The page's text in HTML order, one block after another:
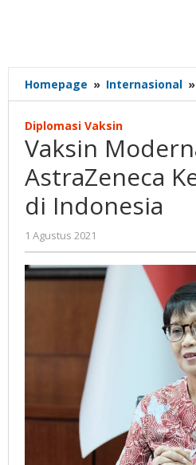
Homepage » Internasional »
Diplomasi Vaksin
Vaksin
AstraZeneca
di Indonesia
1 Agustus 2021
Gatot
Susanto